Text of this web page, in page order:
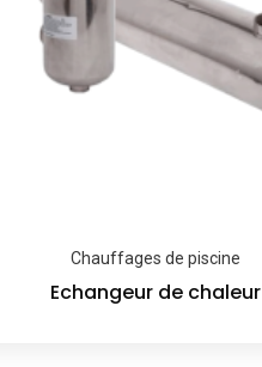
Chauffages de piscine
Echangeur de chaleur